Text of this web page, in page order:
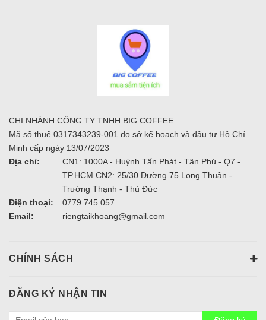
CHI NHÁNH CÔNG TY TNHH BIG COFFEE
Mã số thuế 0317343239-001 do sở kế hoạch và đầu tư Hồ Chí
Minh cấp ngày 13/07/2023
Địa chỉ:
CN1: 1000A - Huỳnh Tấn Phát - Tân Phú - Q7 -
TP.HCM CN2: 25/30 Đường 75 Long Thuận -
Trường Thạnh - Thủ Đức
Điện thoại:
0779.745.057
Email:
riengtaikhoang@gmail.com
CHÍNH SÁCH
ĐĂNG KÝ NHẬN TIN